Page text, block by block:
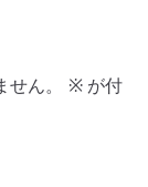
ん。 ※が付